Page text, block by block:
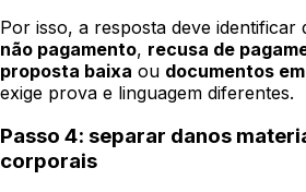
Por isso, a resposta deve identificar
não pagamento, recusa de
proposta baixa ou documentos
exige prova e linguagem diferentes.
Passo 4: separar danos
corporais